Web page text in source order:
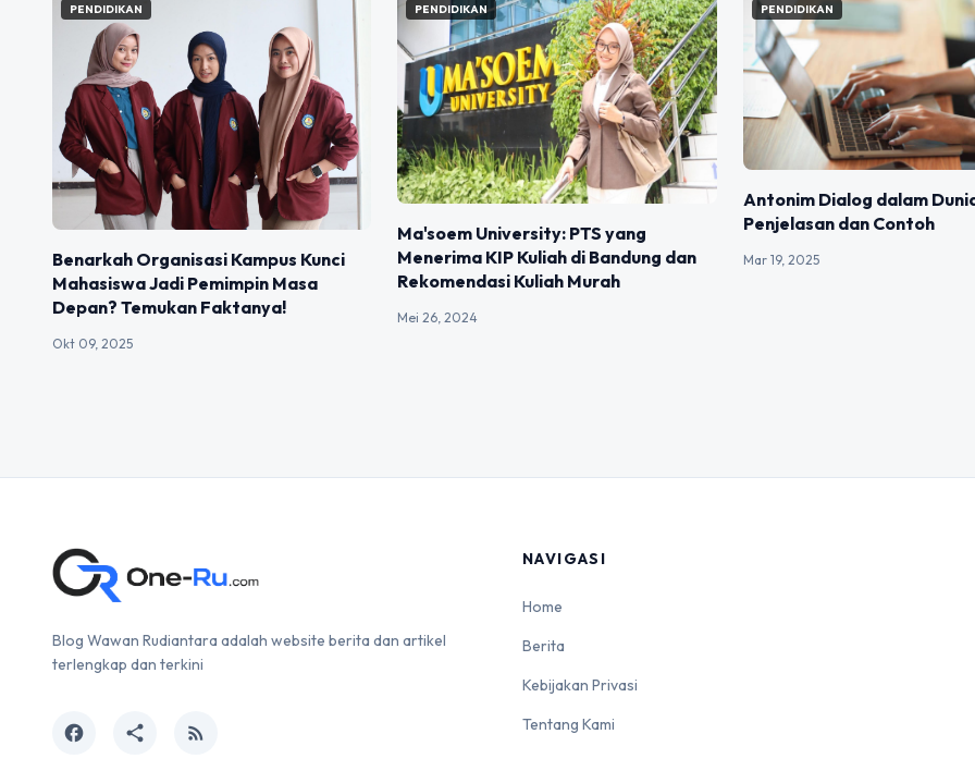
PENDIDIKAN
Benarkah Organisasi Kampus Kunci
Mahasiswa Jadi Pemimpin Masa
Depan? Temukan Faktanya!
Okt 09, 2025
PENDIDIKAN
Ma'soem University: PTS yang
Menerima KIP Kuliah di Bandung dan
Rekomendasi Kuliah Murah
Mei 26, 2024
PENDIDIKAN
Antonim Dialog dalam
Penjelasan dan Contoh
Mar 19, 2025
Blog Wawan Rudiantara adalah website berita dan artikel
terlengkap dan terkini
facebook share rss_feed
NAVIGASI
Home
Berita
Kebijakan Privasi
Tentang Kami